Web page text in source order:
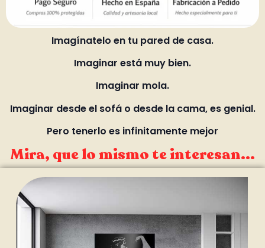
Imagínatelo en tu pared de casa.
Imaginar está muy bien.
Imaginar mola.
Imaginar desde el sofá o desde la cama, es genial.
Pero tenerlo es infinitamente mejor
Mira, que lo mismo te interesan...